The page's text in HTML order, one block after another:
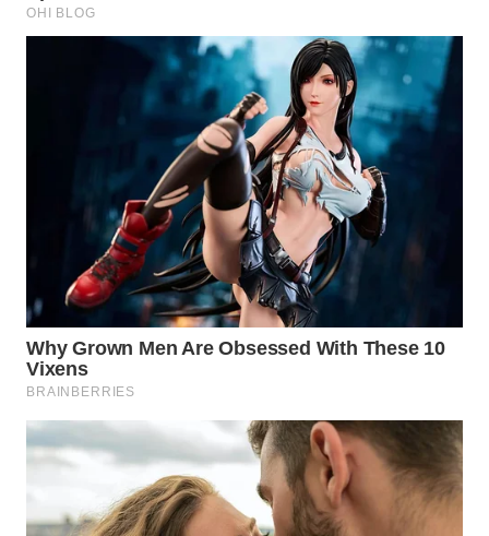
SOLO
SURABAYA
WN
WN
BINTAN
MANDALIKA